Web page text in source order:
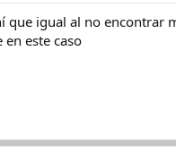
que igual al no encontrar
este caso